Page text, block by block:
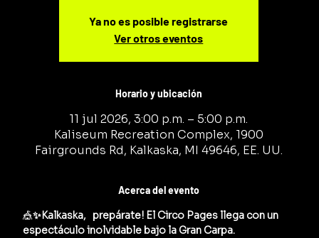
Ya no es posible registrarse
Ver otros eventos
Horario y ubicación
11 jul 2026, 3:00 p.m. – 5:00 p.m.
Kaliseum Recreation Complex, 1900
Fairgrounds Rd, Kalkaska, MI 49646, EE. UU.
Acerca del evento
🎪✨Kalkaska,   prepárate! El Circo Pages llega con un
espectáculo inolvidable bajo la Gran Carpa.